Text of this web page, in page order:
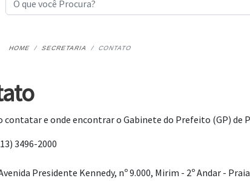
HOME SECRETARIA CONTATO
contatar e onde encontrar o Gabinete do Prefeito (GP) de
3496-2000
Presidente Kennedy, nº 9.000, Mirim - 2º Andar -